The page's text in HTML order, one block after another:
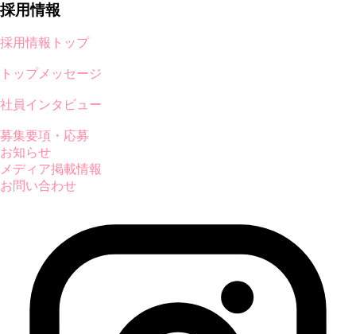
採用情報
採用情報トップ
トップメッセージ
社員インタビュー
募集要項・応募
お知らせ
メディア掲載情報
お問い合わせ